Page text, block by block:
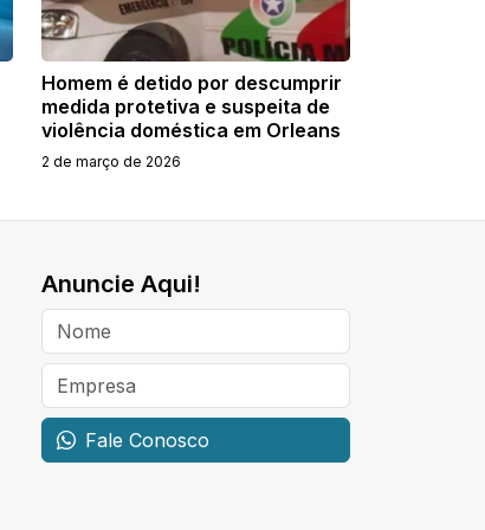
Homem é detido por descumprir
medida protetiva e suspeita de
violência doméstica em Orleans
2 de março de 2026
Anuncie Aqui!
Fale Conosco